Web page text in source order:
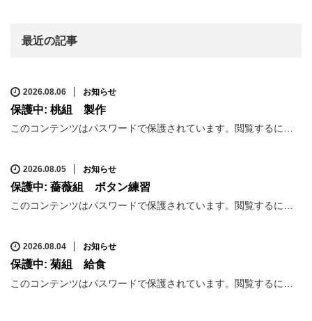
最近の記事
2026.08.06 お知らせ
保護中: 桃組 製作
このコンテンツはパスワードで保護されています。閲覧するに…
2026.08.05 お知らせ
保護中: 薔薇組 ボタン練習
このコンテンツはパスワードで保護されています。閲覧するに…
2026.08.04 お知らせ
保護中: 菊組 給食
このコンテンツはパスワードで保護されています。閲覧するに…